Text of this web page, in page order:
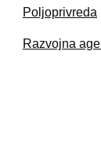
Poljoprivreda
Razvojna